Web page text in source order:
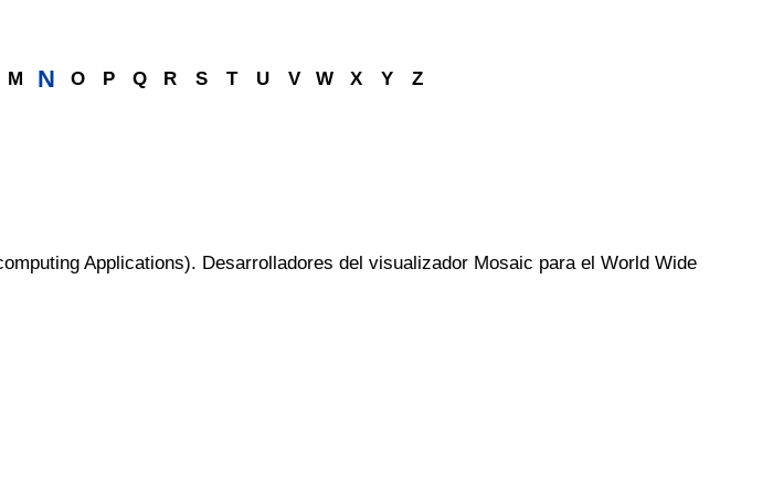
M N O P Q R S T U V W X Y Z
Applications). Desarrolladores del visualizador Mosaic para el World Wide